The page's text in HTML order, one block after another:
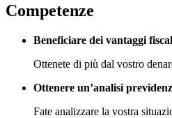
Competenze
Beneficiare dei vantaggi
Ottenete di più dal vostro
Ottenere un’analisi
Fate analizzare la vostra